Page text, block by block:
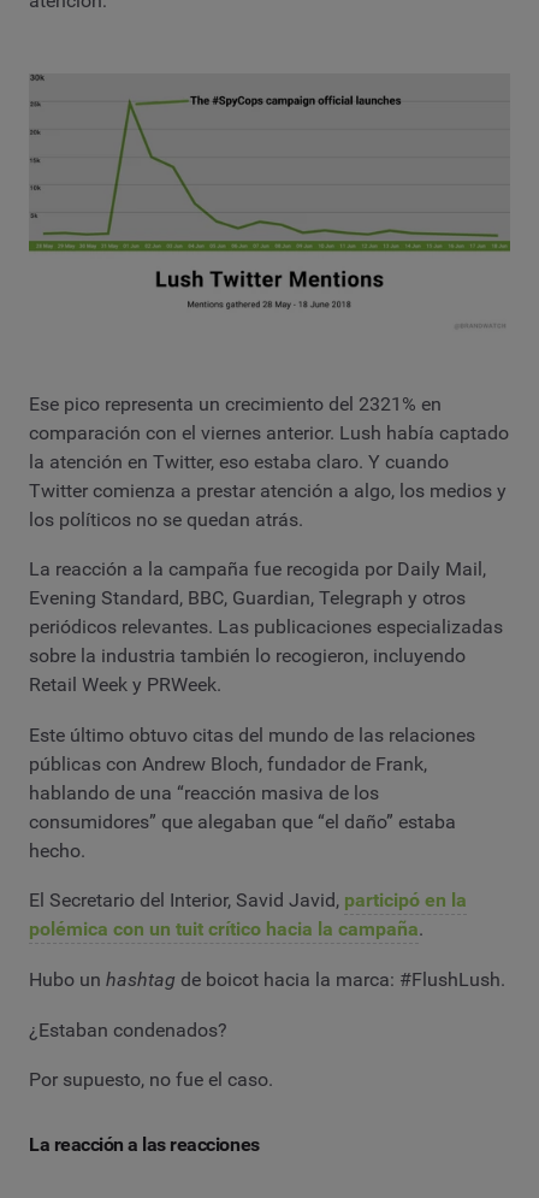
Ese pico representa un crecimiento del 2321% en
comparación con el viernes anterior. Lush había captado
la atención en Twitter, eso estaba claro. Y cuando
Twitter comienza a prestar atención a algo, los medios y
los políticos no se quedan atrás.
La reacción a la campaña fue recogida por Daily Mail,
Evening Standard, BBC, Guardian, Telegraph y otros
periódicos relevantes. Las publicaciones especializadas
sobre la industria también lo recogieron, incluyendo
Retail Week y PRWeek.
Este último obtuvo citas del mundo de las relaciones
públicas con Andrew Bloch, fundador de Frank,
hablando de una “reacción masiva de los
consumidores” que alegaban que “el daño” estaba
hecho.
El Secretario del Interior, Savid Javid, participó en la
polémica con un tuit crítico hacia la campaña.
Hubo un hashtag de boicot hacia la marca: #FlushLush.
¿Estaban condenados?
Por supuesto, no fue el caso.
La reacción a las reacciones